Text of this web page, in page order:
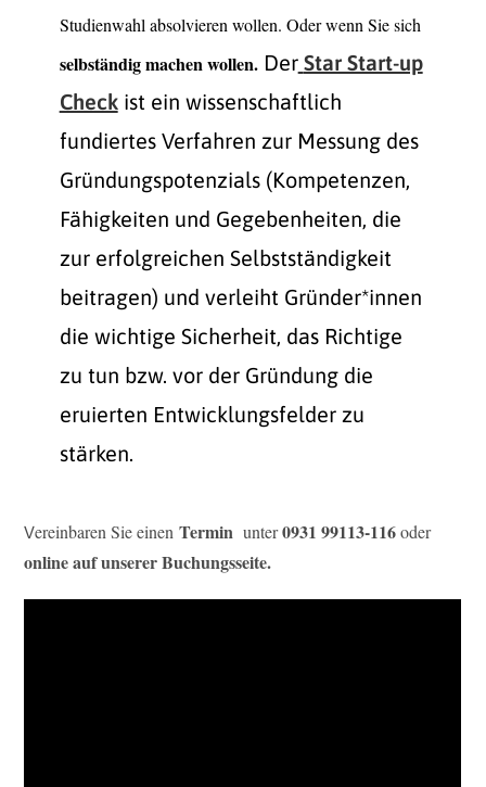
Studienwahl absolvieren wollen. Oder wenn Sie sich
selbständig machen wollen. Der Star Start-up
Check ist ein wissenschaftlich
fundiertes Verfahren zur Messung des
Gründungspotenzials (Kompetenzen,
Fähigkeiten und Gegebenheiten, die
zur erfolgreichen Selbstständigkeit
beitragen) und verleiht Gründer*innen
die wichtige Sicherheit, das Richtige
zu tun bzw. vor der Gründung die
eruierten Entwicklungsfelder zu
stärken.
Vereinbaren Sie einenTermin unter0931 99113-116oder
onlineauf unserer Buchungsseite.